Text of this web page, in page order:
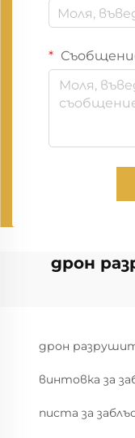
дрон
дрон
винтовка за
писта за